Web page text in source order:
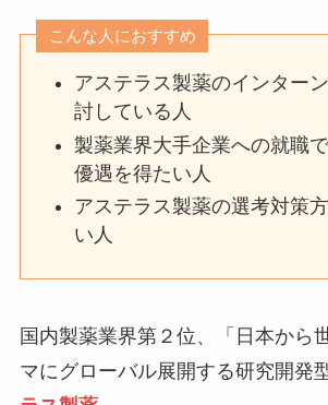
こんな人におすすめ
アステラス製薬のインター
討している人
製薬業界大手企業への就職
優遇を得たい人
アステラス製薬の選考対策
い人
国内製薬業界第２位、「日本から
マにグローバル展開する研究開発